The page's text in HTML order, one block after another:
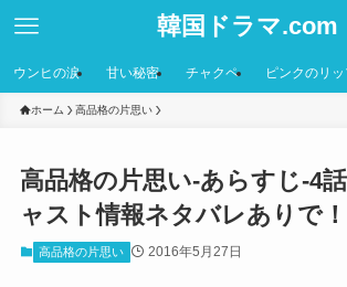
韓国ドラマ.com
ウンヒの涙 甘い秘密 チャクペ ピンクのリ
ホーム 高品格の片思い
高品格の片思い-あらすじ-4
ャスト情報ネタバレありで！
高品格の片思い 2016年5月27日